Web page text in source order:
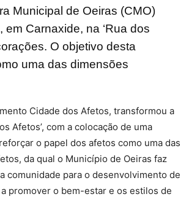
Municipal de Oeiras (CMO)
Carnaxide, na ‘Rua dos
O objetivo desta
uma das dimensões
Cidade dos Afetos, transformou a
Afetos’, com a colocação de uma
o papel dos afetos como uma das
da qual o Município de Oeiras faz
comunidade para o desenvolvimento de
promover o bem-estar e os estilos de